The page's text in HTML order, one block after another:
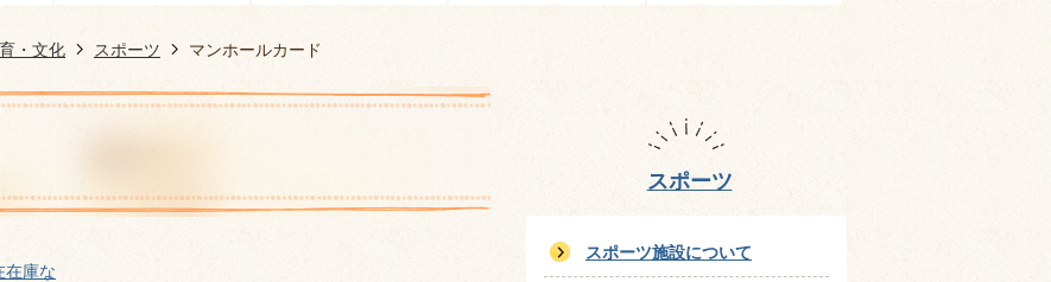
・文化 スポーツ マンホールカード
在庫な
スポーツ
スポーツ施設について